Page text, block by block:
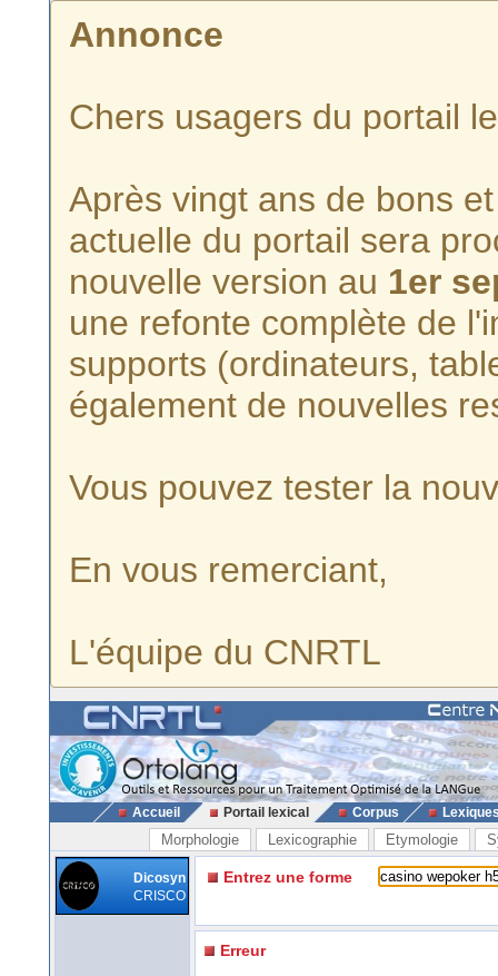
Annonce
Chers usagers du portail
Après vingt ans de bons
actuelle du portail sera
nouvelle version au 1er
une refonte complète de
supports (ordinateurs,
également de nouvelles
Vous pouvez tester la
En vous remerciant,
L'équipe du CNRTL
Accueil Portail lexical Corpus
Morphologie Lexicographie Etymologie
Dicosyn
CRISCO
Entrez une forme
Erreur